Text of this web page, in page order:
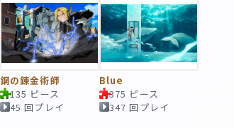
鋼の錬金術師
135 ピース
45 回プレイ
Blue
375 ピース
347 回プレイ